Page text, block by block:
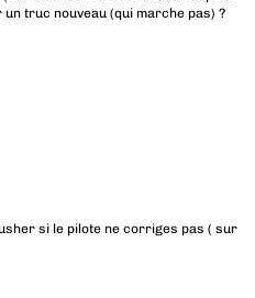
truc nouveau (qui marche pas) ?
si le pilote ne corriges pas ( sur